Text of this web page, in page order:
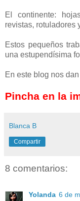
El continente:
revistas, rotuladores
Estos pequeños
una estupendísima
En este blog nos
Pincha en la
Blanca B
Compartir
8 comentarios:
Yolanda 6 de